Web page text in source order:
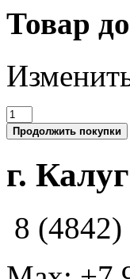
Товар
Продолжить покупки
г.
8